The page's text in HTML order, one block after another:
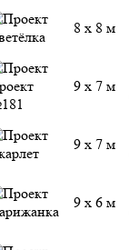
8 х 8 м
9 х 7 м
9 х 7 м
9 х 6 м